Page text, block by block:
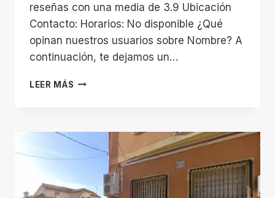
reseñas con una media de 3.9 Ubicación
Contacto: Horarios: No disponible ¿Qué
opinan nuestros usuarios sobre Nombre? A
continuación, te dejamos un…
LEER MÁS ESTADIO